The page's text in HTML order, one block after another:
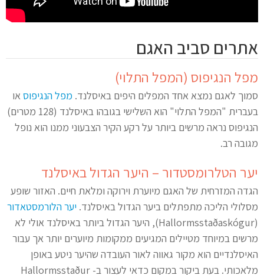
אתרים סביב האגם
מפל הנגיפוס (המפל התלוי)
סמוך לאגם נמצא אחד המפלים היפים באיסלנד. מפל הנגיפוסאו
בעברית "המפל התלוי" הוא השלישי בגובהו באיסלנד (128 מטרים)
הנגיפוס נראה מרשים ביותר על רקע הקיר הצבעוני ממנו הוא נופל
מגובה רב.
יער הטלרומסטדור – היער הגדול באיסלנד
הגדה המזרחית של האגם מיוערת וירוקה ומלאת חיים. האזור שופע
מסלולי הליכה מתפתלים ביער הגדול באיסלנד. יער הלורמסטאדור
(Hallormsstaðaskógur), היער הגדול ביותר באיסלנד אולי לא
מרשים במיוחד מטיילים המגיעים ממקומות מיוערים יותר אך עבור
האיסלנדיים הוא מקור גאווה לאור העובדה שהיער ניטע באופן
מלאכותי. בעת ביקור במקום כדאי לעצור ב- Hallormsstaður